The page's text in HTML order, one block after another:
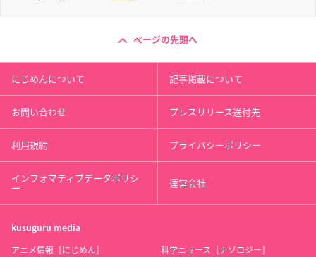
ページの先頭へ
にじめんについて 記事掲載について
お問い合わせ プレスリリース送付先
利用規約 プライバシーポリシー
インフォマティブデータポリシ
ー 運営会社
kusuguru media
アニメ情報［にじめん］ 科学ニュース［ナゾロジー］